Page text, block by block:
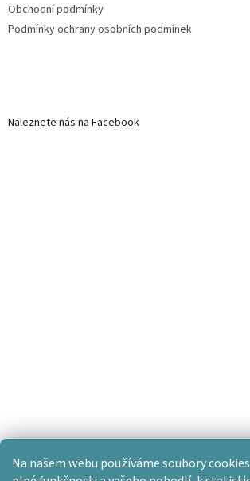
Na našem webu používáme soubory
Obchodní podmínky
Podmínky ochrany osobních podmínek
Naleznete nás na Facebook